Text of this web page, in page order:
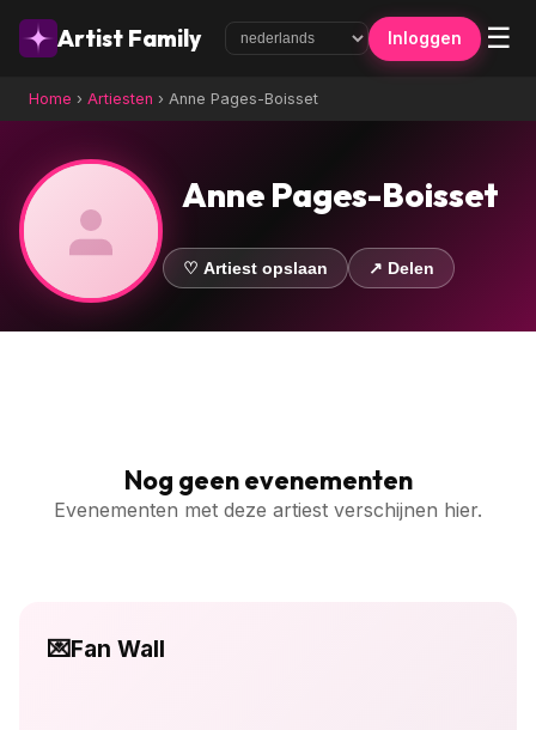
Artist Family Inloggen ☰
Home › Artiesten › Anne Pages-Boisset
Anne Pages-Boisset
♡ Artiest opslaan ↗ Delen
Nog geen evenementen
Evenementen met deze artiest verschijnen hier.
💌Fan Wall